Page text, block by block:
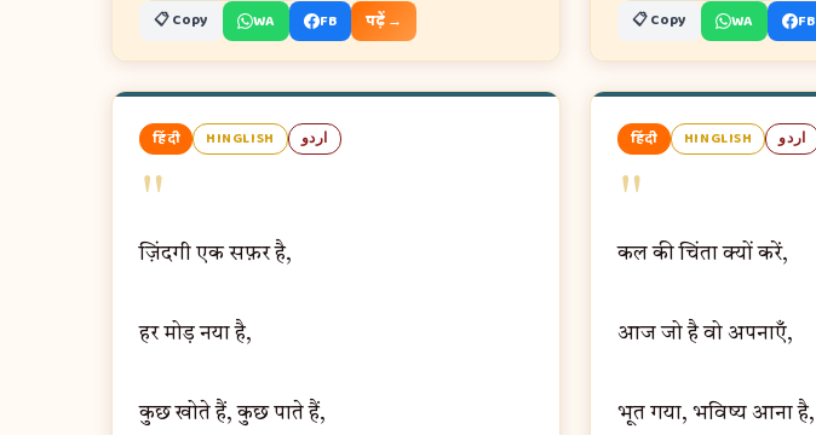
📋 Copy WA FB पढ़ें → 📋 Copy WA FB
हिंदी HINGLISH اردو
"
ज़िंदगी एक सफ़र है,
हर मोड़ नया है,
कुछ खोते हैं, कुछ पाते हैं,
हिंदी HINGLISH اردو
"
कल की चिंता क्यों करें,
आज जो है वो अपनाएँ,
भूत गया, भविष्य आना है,